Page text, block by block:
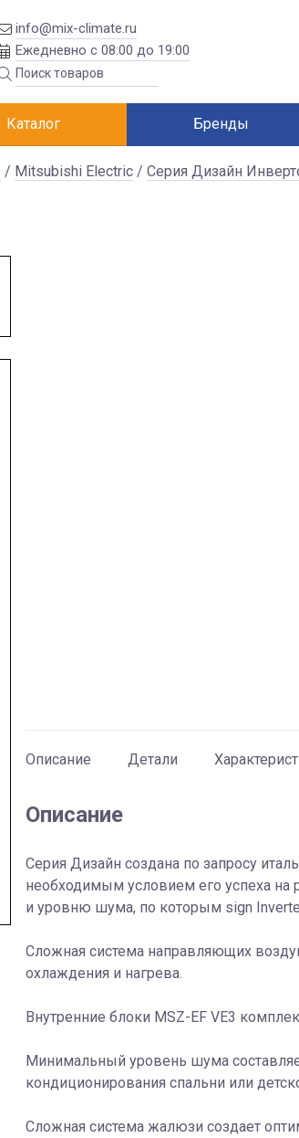
info@mix-climate.ru
Ежедневно с 08:00 до 19:00
Каталог Бренды
/ Mitsubishi Electric / Серия Дизайн
Описание Детали
Описание
Серия Дизайн создана по запросу
необходимым условием его успеха
и уровню шума, по которым sign
Сложная система направляющих
охлаждения и нагрева.
Внутренние блоки MSZ-EF VE3
Минимальный уровень шума
кондиционирования спальни или
Сложная система жалюзи создает